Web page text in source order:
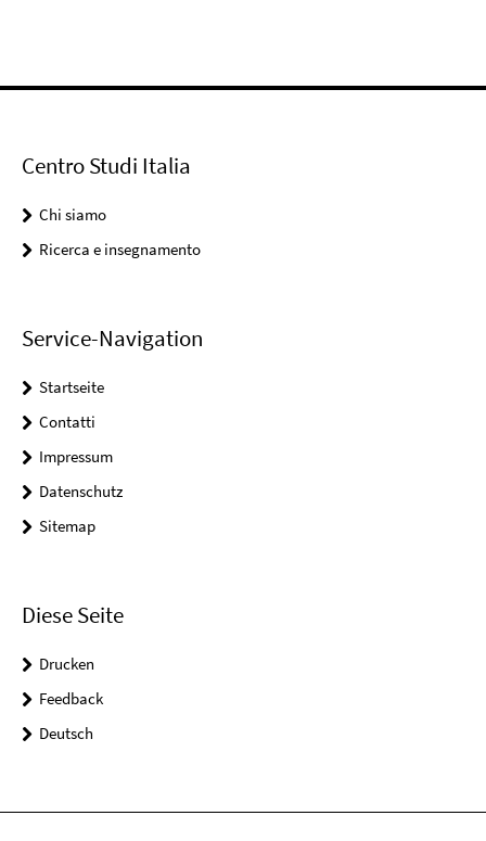
Centro Studi Italia
Chi siamo
Ricerca e insegnamento
Service-Navigation
Startseite
Contatti
Impressum
Datenschutz
Sitemap
Diese Seite
Drucken
Feedback
Deutsch